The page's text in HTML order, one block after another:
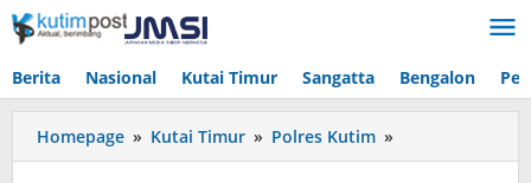
Lewati
ke
Berita Nasional Kutai Timur Sangatta Bengalon
Homepage » Kutai Timur » Polres Kutim »
Pelajar